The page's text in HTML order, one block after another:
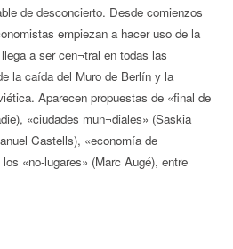
de desconcierto. Desde comienzos
empiezan a hacer uso de la
a ser cen¬tral en todas las
la caída del Muro de Berlín y la
Aparecen propuestas de «final de
«ciudades mun¬diales» (Saskia
Castells), «economía de
«no-lugares» (Marc Augé), entre